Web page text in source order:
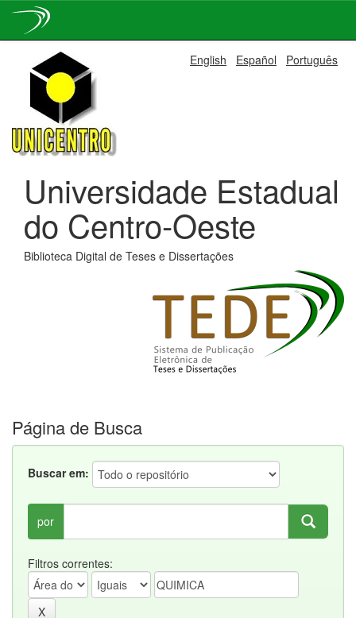
navigation
English Español Português
Universidade Estadual
do Centro-Oeste
Biblioteca Digital de Teses e Dissertações
Página de Busca
Buscar em:
por
Filtros correntes: